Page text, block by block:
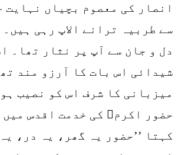
انصار کی معصوم بچیاں نہایت
سے طربیہ ترانے الاپ رہی ہیں۔
دل و جان سے آپ پر نثار تھا۔
شیدائی اس بات کا آرزو مند
میزبانی کا شرف اس کو نصیب
حضور اکرمﷺ کی خدمت اقدس میں
کہتا ’’حضور یہ گھر، یہ در،